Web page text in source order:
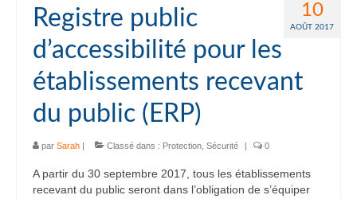
10
AOÛT 2017
Registre public
d’accessibilité pour les
établissements recevant
du public (ERP)
par Sarah | Classé dans : Protection Sécurité | 0
A partir du 30 septembre 2017, tous les établissements
recevant du public seront dans l’obligation de s’équiper